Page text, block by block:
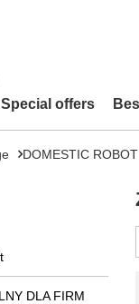
Special offers
DOMESTIC
DLA FIRM